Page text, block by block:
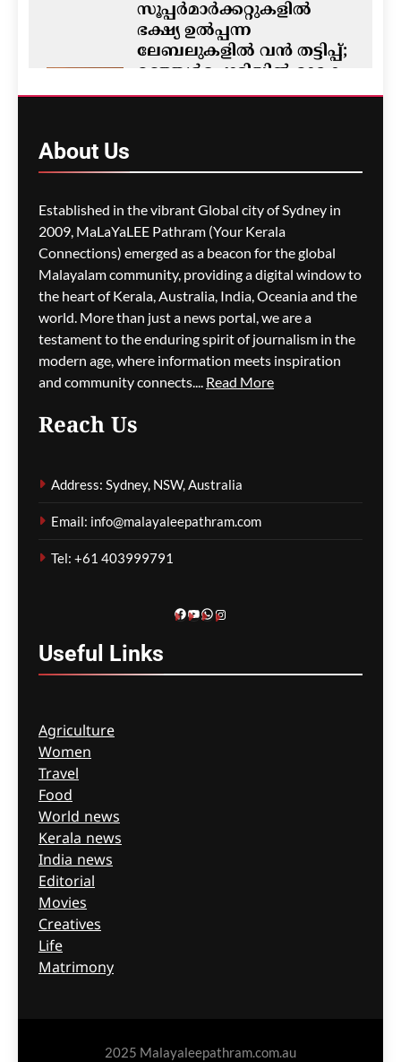
സൂപ്പർമാർക്കറ്റുകളിൽ
ഭക്ഷ്യ ഉൽപ്പന്ന
ലേബലുകളിൽ വൻ തട്ടിപ്പ്;
മഞ്ഞൾപ്പൊടിയിൽ മാരക
വിഷാംശമെന്ന്
M5 മോട്ടോർവേയിൽ
മാലിന്യ ട്രക്കിന് തീപിടിച്ചു;
കിലോമീറ്ററുകളോളം
ഗതാഗതക്കുരുക്ക്, മലയാളി
യാത്രികരെയും ബാധിച്ചു
ഗീത ദാസ്‌ 15 minutes ago
നടപടിക്രമങ്ങൾ
About Us
Established in the vibrant Global city of Sydney in
2009, MaLaYaLEE Pathram (Your Kerala
Connections) emerged as a beacon for the global
Malayalam community, providing a digital window to
the heart of Kerala, Australia, India, Oceania and the
world. More than just a news portal, we are a
testament to the enduring spirit of journalism in the
modern age, where information meets inspiration
and community connects.... Read More
Reach Us
Address: Sydney, NSW, Australia
Email: info@malayaleepathram.com
Tel: +61 403999791
Facebook
YouTube
WhatsApp
Instagram
Useful Links
Agriculture
Women
Travel
Food
World news
Kerala news
India news
Editorial
Movies
Creatives
Life
Matrimony
2025 Malayaleepathram.com.au